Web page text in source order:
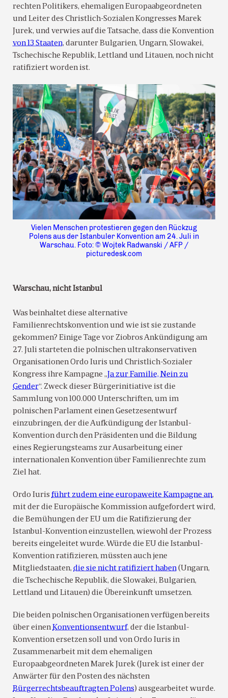
rechten Politikers, ehemaligen Europaabgeordneten
und Leiter des Christlich-Sozialen Kongresses Marek
Jurek, und verwies auf die Tatsache, dass die Konvention
von 13 Staaten, darunter Bulgarien, Ungarn, Slowakei,
Tschechische Republik, Lettland und Litauen, noch nicht
ratifiziert worden ist.
Vielen Menschen protestieren gegen den Rückzug
Polens aus der Istanbuler Konvention am 24. Juli in
Warschau. Foto: © Wojtek Radwanski / AFP /
picturedesk.com
Warschau, nicht Istanbul
Was beinhaltet diese alternative
Familienrechtskonvention und wie ist sie zustande
gekommen? Einige Tage vor Ziobros Ankündigung am
27. Juli starteten die polnischen ultrakonservativen
Organisationen Ordo Iuris und Christlich-Sozialer
Kongress ihre Kampagne „ Ja zur Familie, Nein zu
Gender“. Zweck dieser Bürgerinitiative ist die
Sammlung von 100.000 Unterschriften, um im
polnischen Parlament einen Gesetzesentwurf
einzubringen, der die Aufkündigung der Istanbul-
Konvention durch den Präsidenten und die Bildung
eines Regierungsteams zur Ausarbeitung einer
internationalen Konvention über Familienrechte zum
Ziel hat.
Ordo Iuris führt zudem eine europaweite Kampagne an,
mit der die Europäische Kommission aufgefordert wird,
die Bemühungen der EU um die Ratifizierung der
Istanbul-Konvention einzustellen, wiewohl der Prozess
bereits eingeleitet wurde. Würde die EU die Istanbul-
Konvention ratifizieren, müssten auch jene
Mitgliedstaaten, die sie nicht ratifiziert haben(Ungarn,
die Tschechische Republik, die Slowakei, Bulgarien,
Lettland und Litauen) die Übereinkunft umsetzen.
Die beiden polnischen Organisationen verfügen bereits
über einenKonventionsentwurf, der die Istanbul-
Konvention ersetzen soll und von Ordo Iuris in
Zusammenarbeit mit dem ehemaligen
Europaabgeordneten Marek Jurek (Jurek ist einer der
Anwärter für den Posten des nächsten
Bürgerrechtsbeauftragten Polens) ausgearbeitet wurde.